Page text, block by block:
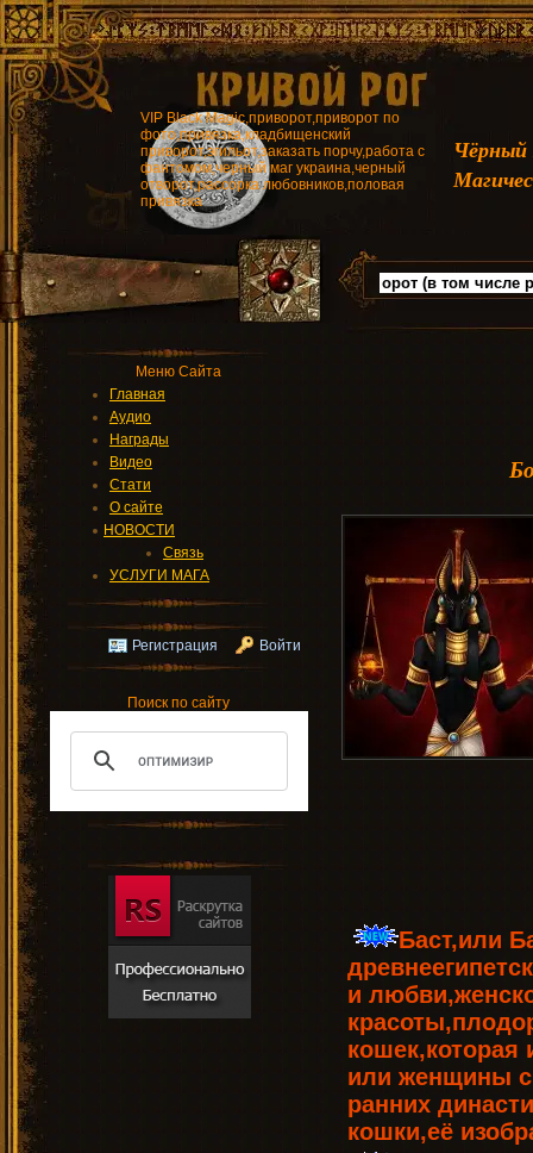
VIP Black Magic,приворот,приворот по
фото,привязка,кладбищенский
приворот,эгильот,заказать порчу,работа с
фантомом,черный маг украина,черный
отворот,рассорка любовников,половая
привязка
Меню Сайта
Главная
Аудио
Награды
Видео
Стати
О сайте
НОВОСТИ
Связь
УСЛУГИ МАГА
Регистрация Войти
Поиск по сайту
Баст,или
и
кошек,которая
или женщины с
ранних
кошки,её